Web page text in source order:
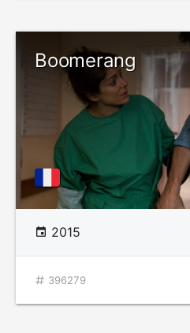
Boomerang
2015
396279